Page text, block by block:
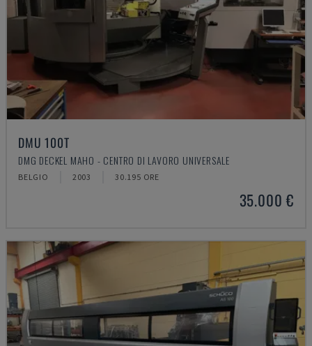
DMU 100T
DMG DECKEL MAHO - CENTRO DI LAVORO UNIVERSALE
BELGIO 2003 30.195 ORE
35.000 €